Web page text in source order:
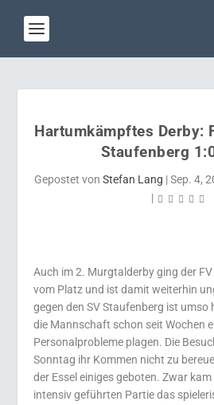
Hartumkämpftes Derby:
Staufenberg
Gepostet von Stefan Lang |Sep. 4,
|
Auch im 2. Murgtalderby ging der
vom Platz und ist damit weiterhin
gegen den SV Staufenberg ist umso
die Mannschaft schon seit Wochen
Personalprobleme plagen. Die
Sonntag ihr Kommen nicht zu
der Essel einiges geboten. Zwar
intensiv geführten Partie das